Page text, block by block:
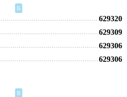
Б
629320
629309
629306
629306
В